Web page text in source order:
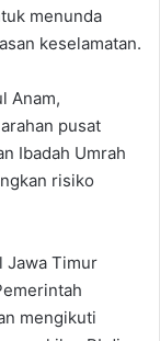
menunda
keselamatan.
Anam,
pusat
Ibadah Umrah
risiko
Jawa Timur
mengikuti